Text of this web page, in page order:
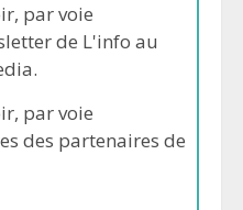
par voie
de L'info au
par voie
des partenaires de